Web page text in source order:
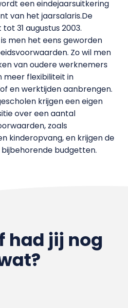
een eindejaarsuitkering
van het jaarsalaris.De
31 augustus 2003.
is men het eens geworden
Zo wil men
van oudere werknemers
meer flexibiliteit in
en werktijden aanbrengen.
krijgen een eigen
over een aantal
zoals
kinderopvang, en krijgen de
budgetten.
had jij nog